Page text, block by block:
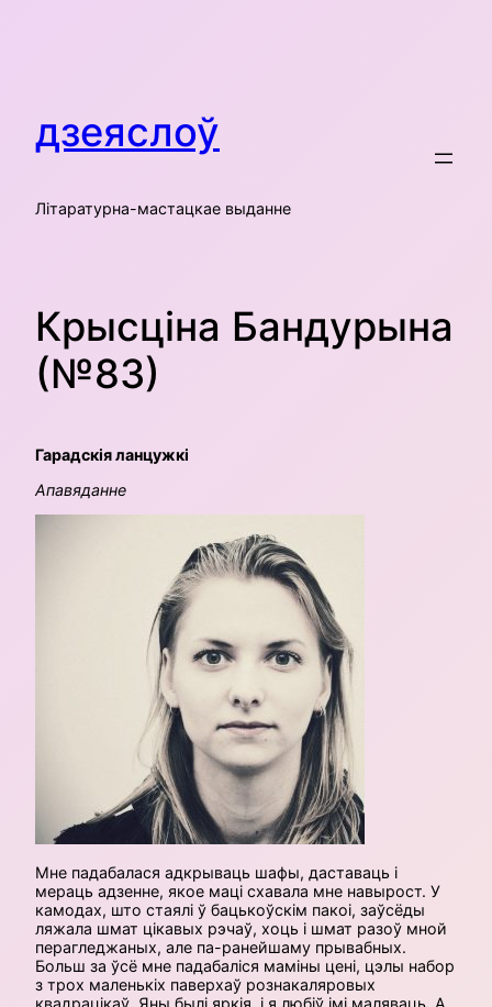
дзеяслоў
Літаратурна-мастацкае выданне
Крысціна Бандурына
(№83)
Гарадскія ланцужкі
Апавяданне
Мне падабалася адкрываць шафы, даставаць і
мераць адзенне, якое маці схавала мне навырост. У
камодах, што стаялі ў бацькоўскім пакоі, заўсёды
ляжала шмат цікавых рэчаў, хоць і шмат разоў мной
перагледжаных, але па-ранейшаму прывабных.
Больш за ўсё мне падабаліся маміны цені, цэлы набор
з трох маленькіх паверхаў рознакаляровых
квадрацікаў. Яны былі яркія, і я любіў імі маляваць. А